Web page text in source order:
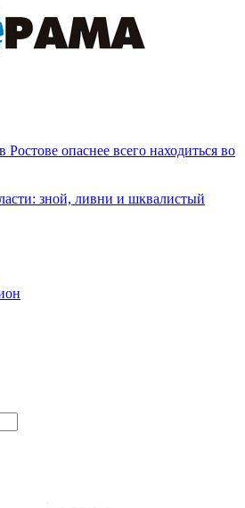
Ростове опаснее всего находиться во
зной, ливни и шквалистый